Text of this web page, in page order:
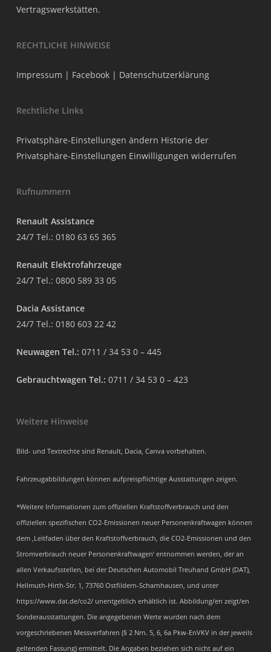
Vertragswerkstätten.
RECHTLICHE HINWEISE
Impressum | Facebook| Datenschutzerklärung
Rechtliche Links
Privatsphäre-Einstellungen ändern Historie der
Privatsphäre-Einstellungen Einwilligungen widerrufen
Rufnummern
Renault Assistance
24/7 Tel.: 0180 63 65 365
Renault Elektrofahrzeuge
24/7 Tel.: 0800 589 33 05
Dacia Assistance
24/7 Tel.: 0180 603 22 42
Neuwagen Tel.: 0711 / 34 53 0 – 445
Gebrauchtwagen Tel.: 0711 / 34 53 0 – 423
Weitere Hinweise
Bild- und Textrechte sind Renault, Dacia, Canva vorbehalten.
Fahrzeugabbildungen können aufpreispflichtige Ausstattungen zeigen.
*Weitere Informationen zum offiziellen Kraftstoffverbrauch und den
offiziellen spezifischen CO2-Emissionen neuer Personenkraftwagen können
dem ‚Leitfaden über den Kraftstoffverbrauch, die CO2-Emissionen und den
Stromverbrauch neuer Personenkraftwagen‘ entnommen werden, der an
allen Verkaufsstellen, bei der Deutschen Automobil Treuhand GmbH (DAT),
Hellmuth-Hirth-Str. 1, 73760 Ostfildern-Scharnhausen, und unter
https://www.dat.de/co2/ unentgeltlich erhältlich ist. Abbildung/en zeigt/en
Sonderausstattungen. Die angegebenen Werte wurden nach dem
vorgeschriebenen Messverfahren (§ 2 Nrn. 5, 6, 6a Pkw-EnVKV in der jeweils
geltenden Fassung) ermittelt. Die Angaben beziehen sich nicht auf ein